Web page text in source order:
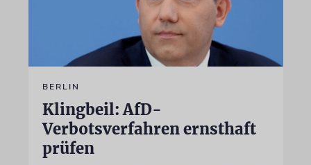
BERLIN
Klingbeil: AfD-
Verbotsverfahren ernsthaft
prüfen